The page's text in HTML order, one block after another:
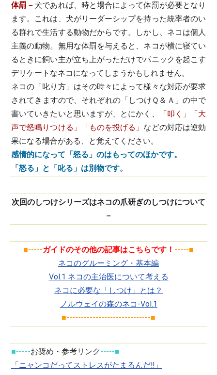
体罰－ 犬であれば、時と場合によって体罰が必要となり
ます。これは、犬がリーダーシップを持った統率者のい
る群れで生活する動物だからです。しかし、ネコは個人
主義の動物。無用な体罰を与えると、ネコが横に寝てい
るときに飼い主が立ち上がっただけでパニックを起こす
デリケートなネコになってしまうかもしれません。
ネコの「叱り方」はその時々によって様々な対応が要求
されてきますので、それぞれの「しつけＱ＆Ａ」の中で
書いていきたいと思いますが、とにかく、
「叩く」「大
声で怒鳴りつける」「ものを投げる」 などの対応は逆効
果になる場合がある、と覚えてください。
感情的になって「怒る」のはもってのほかです。
「怒る」と「叱る」は別物です。
次回のしつけシリーズはネコの爪研ぎのしつけについて
－
■-----ガイドのその他の記事はこちらです！ -----■
ネコのグルーミング・基本編
Vol.1 ネコの主治医について考える
ネコに必要な「しつけ」とは？
ノルウェイの森のネコ-Vol.1
■-----------------------------■
■-----お奨め・参考リンク -----■
「ニャンコだってストレスがたまるんだ!!」